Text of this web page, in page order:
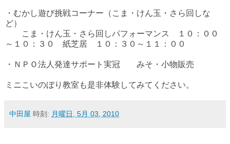
・むかし遊び挑戦コーナー（こま・けん玉・さら回しな
ど）
こま・けん玉・さら回しパフォーマンス １０：００
～１０：３０ 紙芝居 １０：３０～１１：００
・ＮＰＯ法人発達サポート実冠 みそ・小物販売
ミニこいのぼり教室も是非体験してみてください。
中田屋 時刻: 月曜日, 5月 03, 2010